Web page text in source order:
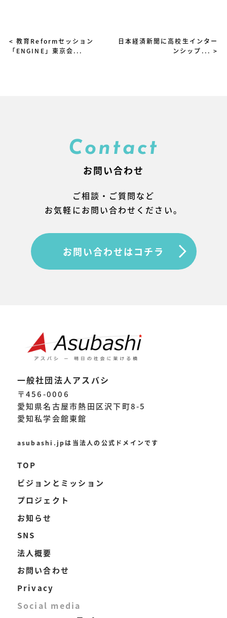
< 教育Reformセッション
「ENGINE」東京会...
日本経済新聞に高校生インター
ンシップ... >
Contact
お問い合わせ
ご相談・ご質問など
お気軽にお問い合わせください。
お問い合わせはコチラ
一般社団法人アスバシ
〒456-0006
愛知県名古屋市熱田区沢下町8-5
愛知私学会館東館
asubashi.jpは当法人の公式ドメインです
TOP
ビジョンとミッション
プロジェクト
お知らせ
SNS
法人概要
お問い合わせ
Privacy
Social media